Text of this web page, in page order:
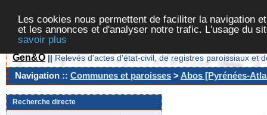
Les cookies nous permettent de faciliter la navigation
et les annonces et d'analyser notre trafic. L'usage du
savoir plus
Gen&O || Relevés d'actes d'état-civil, de registres paroissiaux et
Navigation :: Communes et paroisses >Abos [Pyrénées-
Recherche directe